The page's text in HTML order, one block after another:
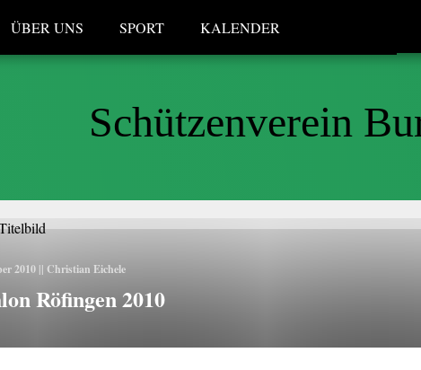
ÜBER UNS SPORT KALENDER
Schützenverein
2010 ||Christian Eichele
Röfingen 2010